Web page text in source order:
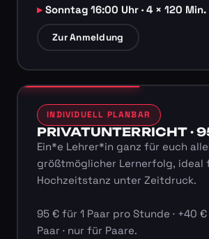
Sonntag 16:00 Uhr · 4 × 120 Min.
Zur Anmeldung
INDIVIDUELL PLANBAR
PRIVATUNTERRICHT ·
Ein*e Lehrer*in ganz für euch
größtmöglicher Lernerfolg, ideal
Hochzeitstanz unter Zeitdruck.
95 € für 1 Paar pro Stunde · +40
Paar · nur für Paare.